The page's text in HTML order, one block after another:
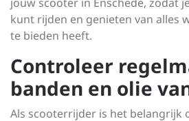
kunt rijden en genieten van alles
te bieden heeft.
Controleer
banden en olie
Als scooterrijder is het belangrijk